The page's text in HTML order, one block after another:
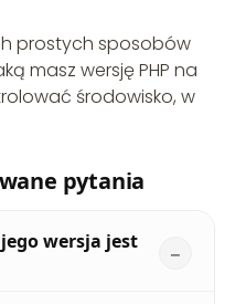
prostych sposobów
masz wersję PHP na
środowisko, w
pytania
wersja jest